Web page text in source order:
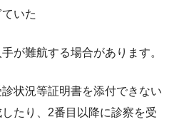
いた
が難航する場合があります。
状況等証明書を添付できない
たり、2番目以降に診察を受